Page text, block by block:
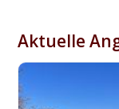
Aktuelle